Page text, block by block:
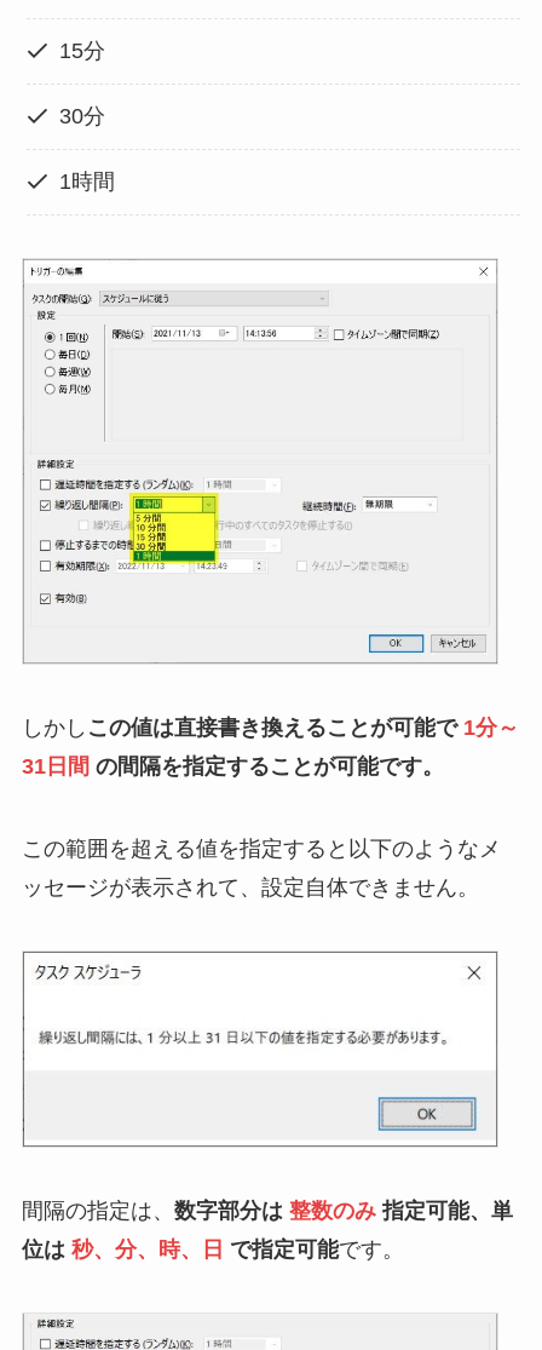
15分
30分
1時間
しかし この値は直接書き換えることが可能で 1分～
31日間 の間隔を指定することが可能です。
この範囲を超える値を指定すると以下のようなメ
ッセージが表示されて、設定自体できません。
間隔の指定は、 数字部分は 整数のみ指定可能、単
位は 秒、分、時、日 で指定可能です。